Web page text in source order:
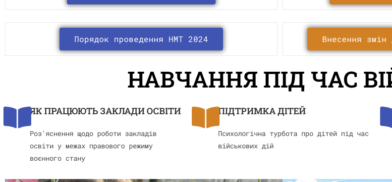
Порядок проведення НМТ 2024 Внесення змін
НАВЧАННЯ ПІД ЧАС
ЯК ПРАЦЮЮТЬ ЗАКЛАДИ ОСВІТИ
Роз'яснення щодо роботи закладів
освіти у межах правового режиму
воєнного стану
ПІДТРИМКА ДІТЕЙ
Психологічна турбота про дітей під час
військових дій